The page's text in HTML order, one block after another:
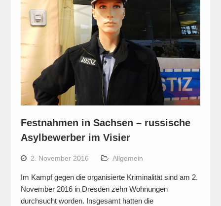
Festnahmen in Sachsen – russische
Asylbewerber im Visier
2. November 2016 Allgemein
Im Kampf gegen die organisierte Kriminalität sind am 2.
November 2016 in Dresden zehn Wohnungen
durchsucht worden. Insgesamt hatten die